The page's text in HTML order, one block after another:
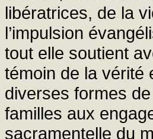
libératrices, de la
l’impulsion
tout elle soutient
témoin de la vérité
diverses formes
familles aux
sacramentelle du